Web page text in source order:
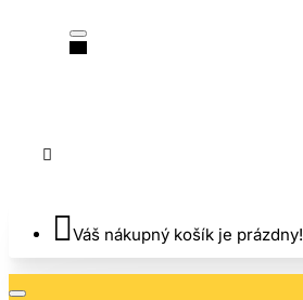
Váš nákupný košík je prázdny!